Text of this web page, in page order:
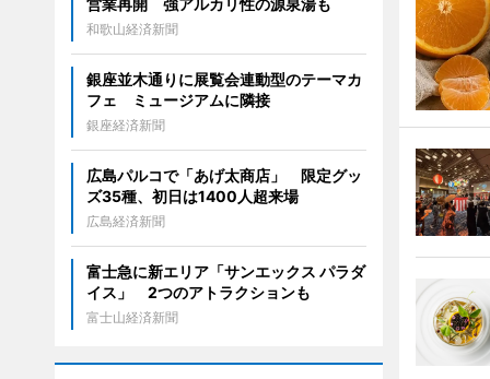
営業再開 強アルカリ性の源泉湯も
和歌山経済新聞
銀座並木通りに展覧会連動型のテーマカ
フェ ミュージアムに隣接
銀座経済新聞
広島パルコで「あげ太商店」 限定グッ
ズ35種、初日は1400人超来場
広島経済新聞
富士急に新エリア「サンエックス パラダ
イス」 2つのアトラクションも
富士山経済新聞